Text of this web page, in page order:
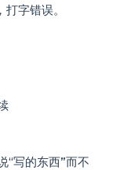
字错误。
“写的东西”而不